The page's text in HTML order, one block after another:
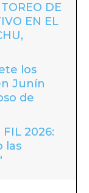
DE
EN EL
los
Junín
de
2026:
las